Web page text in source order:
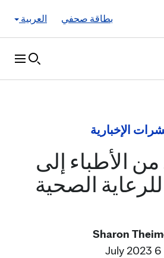
العربية
بطاقة صحفي
الإخبارية
الأطباء إلى
الصحية
Sharon
6 July 2023